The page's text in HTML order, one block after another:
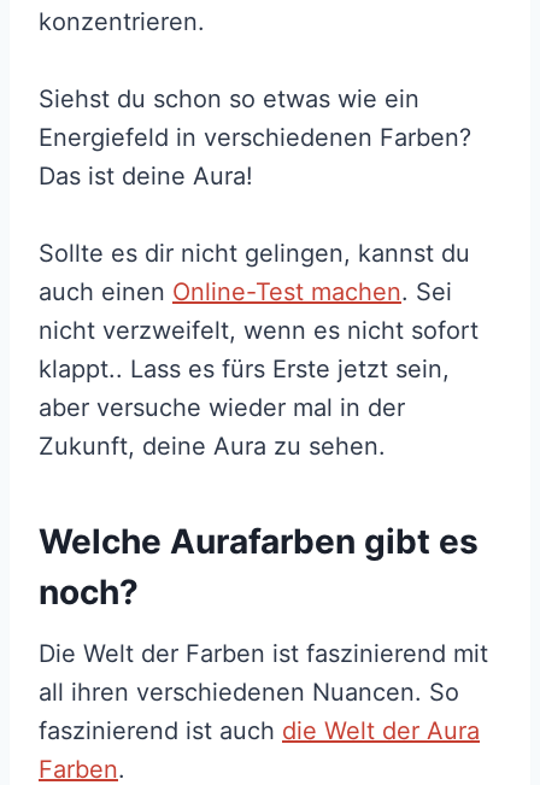
konzentrieren.
Siehst du schon so etwas wie ein
Energiefeld in verschiedenen Farben?
Das ist deine Aura!
Sollte es dir nicht gelingen, kannst du
auch einen Online-Test machen. Sei
nicht verzweifelt, wenn es nicht sofort
klappt.. Lass es fürs Erste jetzt sein,
aber versuche wieder mal in der
Zukunft, deine Aura zu sehen.
Welche Aurafarben gibt es
noch?
Die Welt der Farben ist faszinierend mit
all ihren verschiedenen Nuancen. So
faszinierend ist auch die Welt der Aura
Farben.